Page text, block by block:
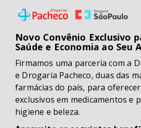
Novo Convênio Exclusivo
Saúde e Economia ao Seu
Firmamos uma parceria com a
e Drogaria Pacheco, duas das
farmácias do país, para
exclusivos em medicamentos e
higiene e beleza.